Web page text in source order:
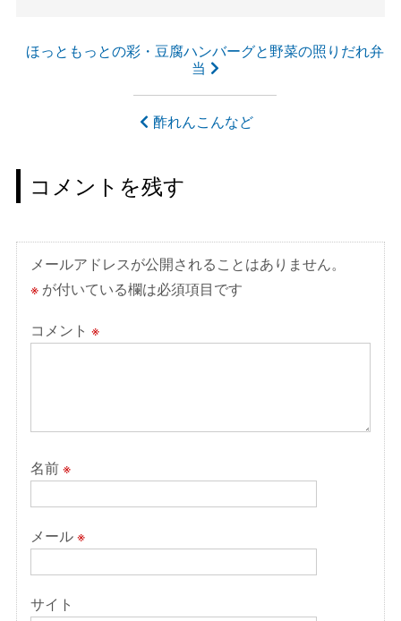
投
ゲ
ー
ョ
ン
ほっともっとの彩・豆腐ハンバーグと野菜の照りだれ弁
当
酢れんこんなど
コメントを残す
メールアドレスが公開されることはありません。
※が付いている欄は必須項目です
コメント ※
名前※
メール※
サイト